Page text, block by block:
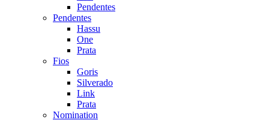
Pendentes
Pendentes
Hassu
One
Prata
Fios
Goris
Silverado
Link
Prata
Nomination